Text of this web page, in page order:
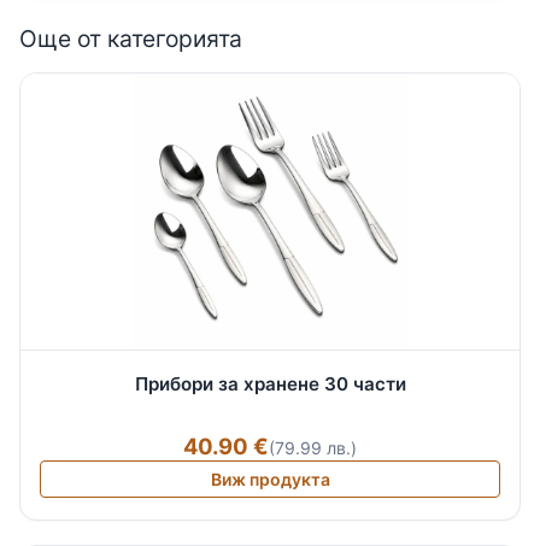
Още от категорията
Прибори за хранене 30 части
40.90 €(79.99 лв.)
Виж продукта